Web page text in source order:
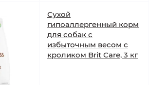
Сухой
гипоаллергенный корм
для собак с
избыточным весом с
кроликом Brit Care, 3 кг